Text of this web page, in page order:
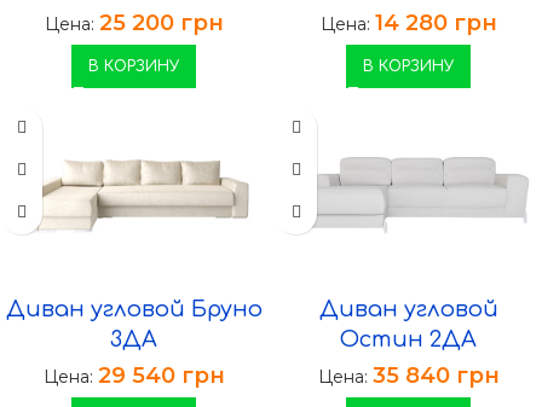
Цена: 25 200 грн
В КОРЗИНУ
Цена: 14 280 грн
В КОРЗИНУ
Диван угловой Бруно
3ДА
Цена: 29 540 грн
Диван угловой
Остин 2ДА
Цена: 35 840 грн